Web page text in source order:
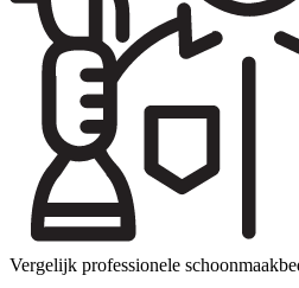
Vergelijk professionele